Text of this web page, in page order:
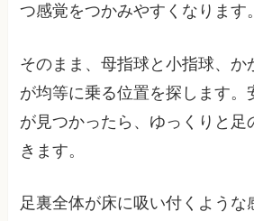
つ感覚をつかみやすくなります。
そのまま、母指球と小指球、か
が均等に乗る位置を探します。
が見つかったら、ゆっくりと足
きます。
足裏全体が床に吸い付くような